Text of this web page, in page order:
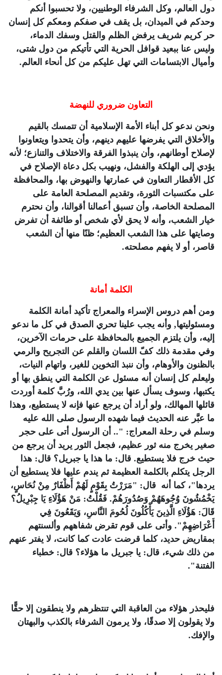
دول العالم، وكل الشرفاء الوطنيين، ولا تحسبوا أنكم
وحدكم في الميدان، بل يقف في صفكم ومعكم كل إنسان
حر كريم شريف يرفض الظلم والقتل وسفك الدماء،
وليس عنا ببعيد قوافل الحرية التي تأتيكم من دول شتى،
وأميال الابتسامات التي تهل عليكم من كل أنحاء العالم.
التعاون ضروري للنهضة
ونحن ندعو كل أبناء الأمة الإسلامية أن تتمسك بالقيم
والأخلاق التي يفرضها عليهم دينهم، وأن يتحدوا ويتعاونوا
لإصلاح أوطانهم، وأن ينبذوا الفرقة والاختلاف والتنازع؛ لأنه
يؤدي إلى الهلكة والفشل، ونهيب بكل دعاة الإصلاح في
كل الأقطار التعاون في عمارتها والنهوض بها، والمحافظة
على مكتسبات الثورة، وتقديم المصلحة العامة على
المصلحة الخاصة، وأن تسبق أعمالنا أقوالنا، وأن نحترم
خيار الشعب، وأنه لا يحق لأي شخص أو طائفة أن تفرض
وصايتها على هذا الشعب العظيم؛ ظنًا منها أن الشعب
قاصر، أو لا يفهم مصلحته.
الكلمة أمانة
ومن أهم دروس الإسراء والمعراج تأكيد أمانة الكلمة
ومسئوليتها, وأنه يجب علينا تحري الصدق في كل ما ندعو
إليه، وأن يلتزم الجميع بالمحافظة على حرمات الآخرين،
وفي مقدمة ذلك كفّ اللسان والقلم عن التجريح والرمي
بالظنون والأوهام، وأن ننبذ التخوين للغير، واتهام النيات،
وليعلم كل إنسان أنه مسئول عن الكلمة التي ينطق بها أو
يكتبها، وسوف يسأل عنها بين يدي الله، ورُبَّ كلمة أوردت
قائلها المهالك، ولو أراد أن يرجع عنها فإنه لا يستطيع، وهذا
ما عبَّر عنه الحديث فيما شهده الرسول صلى الله عليه
وسلم في رحلة المعراج: ".. أن الرسول أتى على حجر
صغير يخرج منه ثور عظيم، فجعل الثور يريد أن يرجع من
حيث خرج فلا يستطيع. قال: ما هذا يا جبريل؟ قال: هذا
الرجل يتكلم بالكلمة العظيمة ثم يندم عليها فلا يستطيع أن
يردها"، كما أنه قال: "مَرَرْتُ بِقَوْمٍ لَهُمْ أَظْفَارٌ مِنْ نُحَاسٍ،
يَخْمُشُونَ وُجُوهَهُمْ وَصُدُورَهُمْ. فَقُلْتُ: مَنْ هَؤُلَاءِ يَا جِبْرِيلُ؟
قَالَ: هَؤُلَاءِ الَّذِينَ يَأْكُلُونَ لُحُومَ النَّاسِ، وَيَقَعُونَ فِي
أَعْرَاضِهِمْ". وأتى على قوم تقرض شفاههم وألسنتهم
بمقاريض حديد، كلما قرضت عادت كما كانت، لا يفتر عنهم
من ذلك شيء، قال: يا جبريل ما هؤلاء؟ قال: خطباء
الفتنة".
فليحذر هؤلاء من العاقبة التي تنتظرهم ولا ينطقون إلا حقًّا
ولا يقولون إلا صدقًا، ولا يرمون الشرفاء بالكذب والبهتان
والإفك.